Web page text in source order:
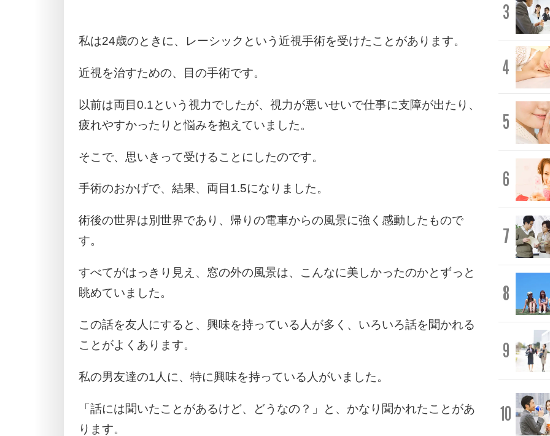
私は24歳のときに、レーシックという近視手術を受けたことがあります。
近視を治すための、目の手術です。
以前は両目0.1という視力でしたが、視力が悪いせいで仕事に支障が出たり、
疲れやすかったりと悩みを抱えていました。
そこで、思いきって受けることにしたのです。
手術のおかげで、結果、両目1.5になりました。
術後の世界は別世界であり、帰りの電車からの風景に強く感動したもので
す。
すべてがはっきり見え、窓の外の風景は、こんなに美しかったのかとずっと
眺めていました。
この話を友人にすると、興味を持っている人が多く、いろいろ話を聞かれる
ことがよくあります。
私の男友達の1人に、特に興味を持っている人がいました。
「話には聞いたことがあるけど、どうなの？」と、かなり聞かれたことがあ
ります。
3
4
5
6
7
8
9
10